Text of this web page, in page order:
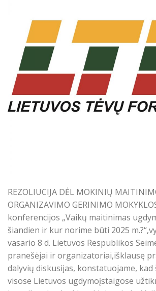
REZOLIUCIJA DĖL MOKINIŲ
ORGANIZAVIMO GERINIMO
konferencijos „Vaikų maitinimas
šiandien ir kur norime būti 2025
vasario 8 d. Lietuvos Respublikos
pranešėjai ir organizatoriai,išklausę
dalyvių diskusijas, konstatuojame, kad
visose Lietuvos ugdymoįstaigose